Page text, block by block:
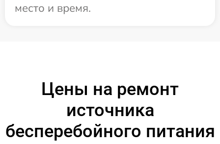
место и время.
Цены на ремонт
источника
бесперебойного питания